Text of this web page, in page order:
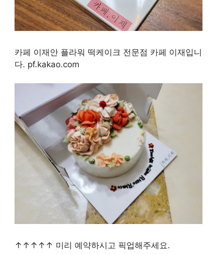
카페 이재안 플라워 떡케이크 전문점 카페 이재입니
다. pf.kakao.com
↑↑↑↑↑ 미리 예약하시고 픽업해주세요.